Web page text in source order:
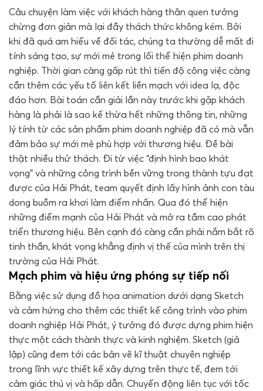
Câu chuyện làm việc với khách hàng thân quen tưởng
chừng đơn giản mà lại đầy thách thức không kém. Bởi
khi đã quá am hiểu về đối tác, chúng ta thường dễ mất đi
tính sáng tạo, sự mới mẻ trong lối thể hiện phim doanh
nghiệp. Thời gian càng gấp rút thì tiến độ công việc càng
cần thêm các yếu tố liên kết liền mạch với idea lạ, độc
đáo hơn. Bài toán cần giải lần này trước khi gặp khách
hàng là phải là sao kế thừa hết những thông tin, những
lý tính từ các sản phẩm phim doanh nghiệp đã có mà vẫn
đảm bảo sự mới mẻ phù hợp với thương hiệu. Đề bài
thật nhiều thử thách. Đi từ việc “định hình bao khát
vọng” và những công trình bền vững trong thành tựu đạt
được của Hải Phát, team quyết định lấy hình ảnh con tàu
dong buồm ra khơi làm điểm nhấn. Qua đó thể hiện
những điểm mạnh của Hải Phát và mở ra tầm cao phát
triển thương hiệu. Bên cạnh đó càng cần phải nắm bắt rõ
tinh thần, khát vọng khẳng định vị thế của mình trên thị
trường của Hải Phát.
Mạch phim và hiệu ứng phóng sự tiếp nối
Bằng việc sử dụng đồ họa animation dưới dạng Sketch
và cảm hứng cho thêm các thiết kế công trình vào phim
doanh nghiệp Hải Phát, ý tưởng đó được dựng phim hiện
thực một cách thành thực và kinh nghiệm. Sketch (giả
lập) cũng đem tới các bản vẽ kĩ thuật chuyên nghiệp
trong lĩnh vực thiết kế xây dựng trên thực tế, đem tới
cảm giác thú vị và hấp dẫn. Chuyển động liên tục với tốc